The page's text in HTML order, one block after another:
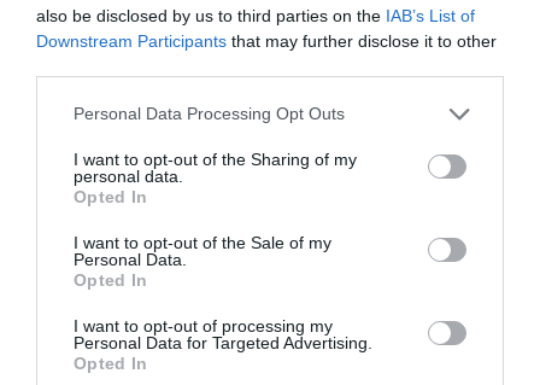
also be disclosed by us to third parties on the IAB’s List of
Downstream Participants that may further disclose it to other
Please note that this website/app uses one or more Google
not limited to your visit or usage behaviour. You may click to
grant or deny consent to Google and its third-party tags to
use your data for below specified purposes in below Google
consent section.
Personal Data Processing Opt Outs
I want to opt-out of the Sharing of my
personal data.
Opted In
I want to opt-out of the Sale of my
Personal Data.
Opted In
I want to opt-out of processing my
Personal Data for Targeted Advertising.
Opted In
Bár Kína területén is számos elhagyatott
közül kiemelkedik a Malajzia és Szingapúr
határán fekvő Forest City nevű
városnegyed hosszú évek óta üresen áll,
azonban lehet, hogy a közösségi média és
Új életet kaphat Kína brutális
HAMU ÉS GYÉMÁNT